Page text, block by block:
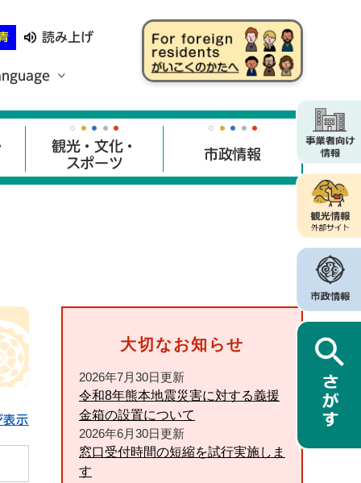
読み上げ
観光・文化・
スポーツ
市政情報
表示
大切なお知らせ
2026年7月30日更新
令和8年熊本地震災害に対する義援
金箱の設置について
2026年6月30日更新
窓口受付時間の短縮を試行実施しま
す